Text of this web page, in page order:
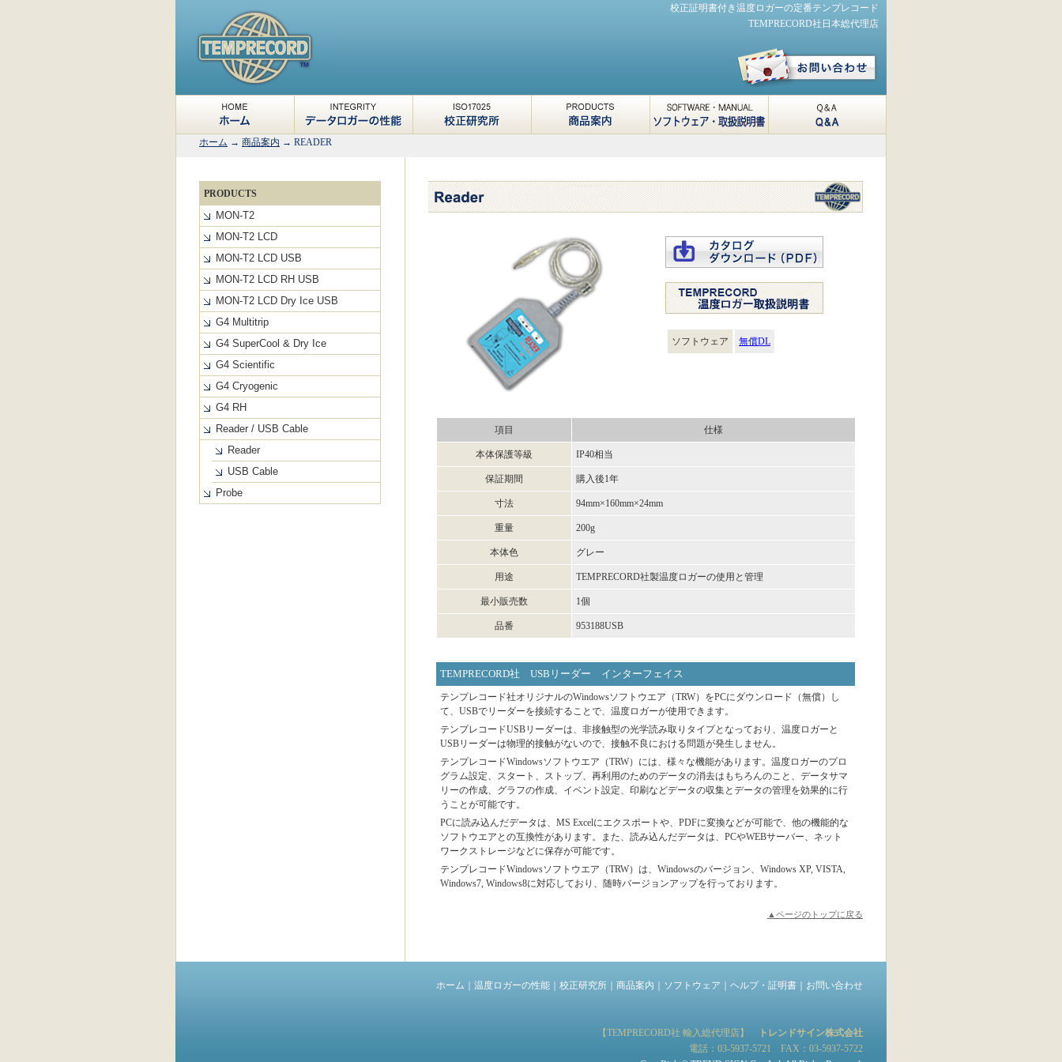
校正証明書付き温度ロガーの定番テンプレコード
TEMPRECORD社日本総代理店
HOME ホーム
INTEGRITY 温度ロ
ェア・取扱説明書
ホーム → 商品案内 → READER
PRODUCTS
MON‐T2
MON‐T2 LCD
MON‐T2 LCD USB
MON‐T2 LCD RH USB
MON‐T2 LCD Dry Ice USB
G4 Multitrip
G4 SuperCool & Dry Ice
G4 Scientific
G4 Cryogenic
G4 RH
Reader / USB Cable
Reader
USB Cable
Probe
ソフトウェア 無償DL
項目 仕様
本体保護等級 IP40相当
保証期間 購入後1年
寸法 94mm×160mm×24mm
重量 200g
本体色 グレー
用途 TEMPRECORD社製温度ロガーの使用と管理
最小販売数 1個
品番 953188USB
TEMPRECORD社 USBリーダー インターフェイス
テンプレコード社オリジナルのWindowsソフトウエア（TRW）をPCにダウンロード（無償）し
て、USBでリーダーを接続することで、温度ロガーが使用できます。
テンプレコードUSBリーダーは、非接触型の光学読み取りタイプとなっており、温度ロガーと
USBリーダーは物理的接触がないので、接触不良における問題が発生しません。
テンプレコードWindowsソフトウエア（TRW）には、様々な機能があります。温度ロガーのプロ
グラム設定、スタート、ストップ、再利用のためのデータの消去はもちろんのこと、データサマ
リーの作成、グラフの作成、イベント設定、印刷などデータの収集とデータの管理を効果的に行
うことが可能です。
PCに読み込んだデータは、MS Excelにエクスポートや、PDFに変換などが可能で、他の機能的な
ソフトウエアとの互換性があります。また、読み込んだデータは、PCやWEBサーバー、ネット
ワークストレージなどに保存が可能です。
テンプレコードWindowsソフトウエア（TRW）は、Windowsのバージョン、Windows XP, VISTA,
Windows7, Windows8に対応しており、随時バージョンアップを行っております。
▲ページのトップに戻る
ホーム 温度ロガーの性能 校正研究所 商品案内 ソフトウェア ヘルプ・証明書 お問い合わせ
【TEMPRECORD社 輸入総代理店】
トレンドサイン株式会社
電話：03-5937-5721 FAX：03-5937-5722